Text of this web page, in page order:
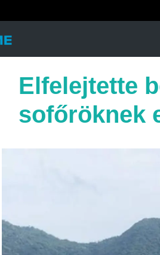
Elfelejtette
sofőröknek